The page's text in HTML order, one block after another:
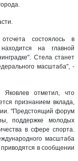
состоялось в
на главной
Стела станет
масштаба", -
Яковлев отметил, что
признанием вклада,
"Предстоящий форум
поддержке молодых
в сфере спорта.
масштаба
в сообщении